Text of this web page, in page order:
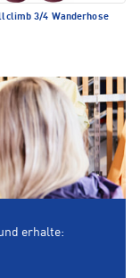
3/4 Wanderhose
erhalte: